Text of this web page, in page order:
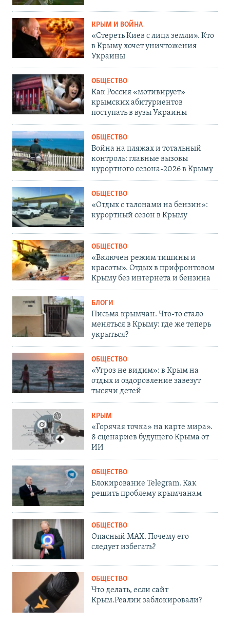
КРЫМ И ВОЙНА
«Стереть Киев с лица земли». Кто
в Крыму хочет уничтожения
Украины
ОБЩЕСТВО
Как Россия «мотивирует»
крымских абитуриентов
поступать в вузы Украины
ОБЩЕСТВО
Война на пляжах и тотальный
контроль: главные вызовы
курортного сезона-2026 в Крыму
ОБЩЕСТВО
«Отдых с талонами на бензин»:
курортный сезон в Крыму
ОБЩЕСТВО
«Включен режим тишины и
красоты». Отдых в прифронтовом
Крыму без интернета и бензина
БЛОГИ
Письма крымчан. Что-то стало
меняться в Крыму: где же теперь
укрыться?
ОБЩЕСТВО
«Угроз не видим»: в Крым на
отдых и оздоровление завезут
тысячи детей
КРЫМ
«Горячая точка» на карте мира».
8 сценариев будущего Крыма от
ИИ
ОБЩЕСТВО
Блокирование Telegram. Как
решить проблему крымчанам
ОБЩЕСТВО
Опасный MAX. Почему его
следует избегать?
ОБЩЕСТВО
Что делать, если сайт
Крым.Реалии заблокировали?